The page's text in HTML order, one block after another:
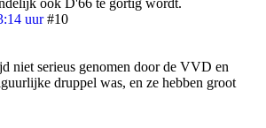
ook D'66 te gortig wordt.
uur #10
niet serieus genomen door de VVD en
druppel was, en ze hebben groot